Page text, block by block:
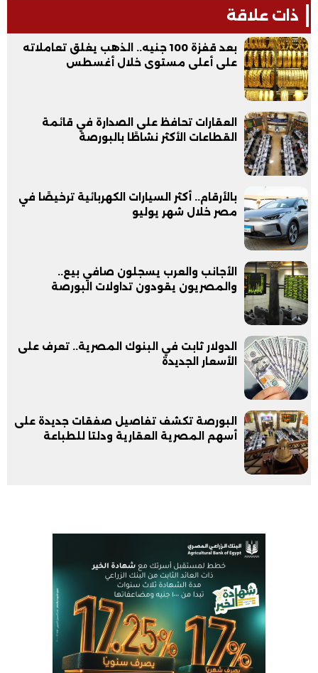
ذات علاقة
بعد قفزة 100 جنيه.. الذهب يغلق تعاملاته
على أعلى مستوى خلال أغسطس
العقارات تحافظ على الصدارة في قائمة
القطاعات الأكثر نشاطًا بالبورصة
بالأرقام.. أكثر السيارات الكهربائية ترخيصًا في
مصر خلال شهر يوليو
الأجانب والعرب يسجلون صافي بيع..
والمصريون يقودون تداولات البورصة
الدولار ثابت في البنوك المصرية.. تعرف على
الأسعار الجديدة
البورصة تكشف تفاصيل صفقات جديدة على
أسهم المصرية العقارية ودلتا للطباعة